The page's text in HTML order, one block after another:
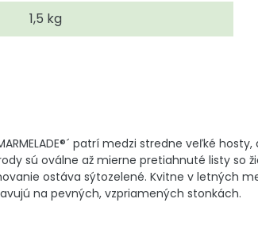
1,5 kg
MARMELADE®´ patrí medzi stredne veľké
sú oválne až mierne pretiahnuté listy so
ostáva sýtozelené. Kvitne v letných
na pevných, vzpriamených stonkách.